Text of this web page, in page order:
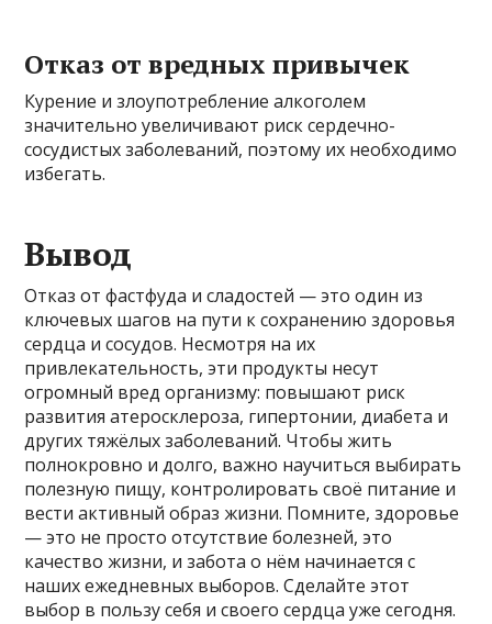
Отказ от вредных привычек
Курение и злоупотребление алкоголем
значительно увеличивают риск сердечно-
сосудистых заболеваний, поэтому их необходимо
избегать.
Вывод
Отказ от фастфуда и сладостей — это один из
ключевых шагов на пути к сохранению здоровья
сердца и сосудов. Несмотря на их
привлекательность, эти продукты несут
огромный вред организму: повышают риск
развития атеросклероза, гипертонии, диабета и
других тяжёлых заболеваний. Чтобы жить
полнокровно и долго, важно научиться выбирать
полезную пищу, контролировать своё питание и
вести активный образ жизни. Помните, здоровье
— это не просто отсутствие болезней, это
качество жизни, и забота о нём начинается с
наших ежедневных выборов. Сделайте этот
выбор в пользу себя и своего сердца уже сегодня.